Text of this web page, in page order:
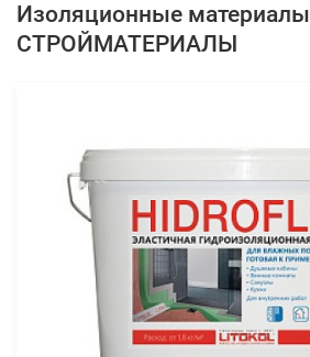
Изоляционные материалы
СТРОЙМАТЕРИАЛЫ